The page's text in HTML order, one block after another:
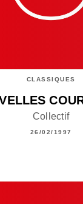
CLASSIQUES
Collectif
26/02/1997